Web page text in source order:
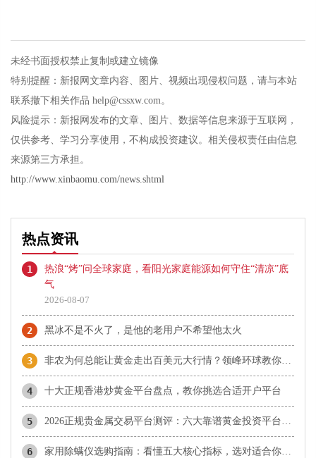
未经书面授权禁止复制或建立镜像
特别提醒：新报网文章内容、图片、视频出现侵权问题，请与本站
联系撤下相关作品 help@cssxw.com。
风险提示：新报网发布的文章、图片、数据等信息来源于互联网，
仅供参考、学习分享使用，不构成投资建议。相关侵权责任由信息
来源第三方承担。
http://www.xinbaomu.com/news.shtml
热点资讯
1
热浪“烤”问全球家庭，看阳光家庭能源如何守住“清凉”底
气
2026-08-07
2 黑冰不是不火了，是他的老用户不希望他太火
3
4 十大正规香港炒黄金平台盘点，教你挑选合适开户平台
5
6